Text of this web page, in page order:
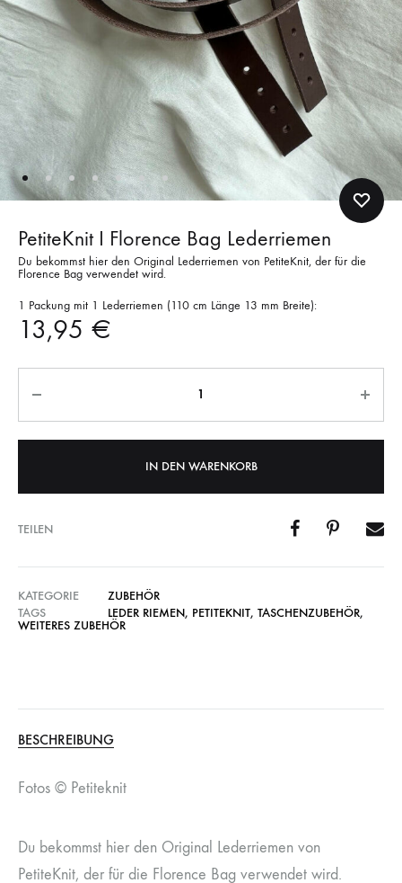
PetiteKnit I Florence Bag Lederriemen
Du bekommst hier den Original Lederriemen von PetiteKnit, der für die
Florence Bag verwendet wird.
1 Packung mit 1 Lederriemen (110 cm Länge 13 mm Breite):
13,95 €
Anzahl
IN DEN WARENKORB
TEILEN
KATEGORIE
ZUBEHÖR
TAGS
LEDER RIEMEN, PETITEKNIT, TASCHENZUBEHÖR,
WEITERES ZUBEHÖR
BESCHREIBUNG
Fotos © Petiteknit
Du bekommst hier den Original Lederriemen von
PetiteKnit, der für die Florence Bag verwendet wird.